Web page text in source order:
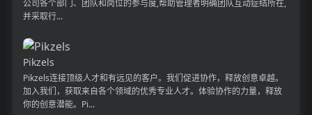
公司各个部门、团队和岗位的参与度,帮助管理者明确团队互动症结所在,
并采取行...
Pikzels
Pikzels连接顶级人才和有远见的客户。我们促进协作，释放创意卓越。
加入我们，获取来自各个领域的优秀专业人才。体验协作的力量，释放
你的创意潜能。Pi...